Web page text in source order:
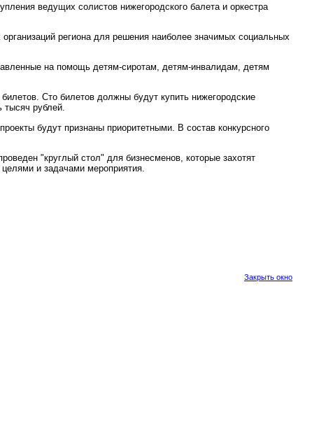
ведущих солистов нижегородского балета и оркестра
региона для решения наиболее значимых социальных
на помощь детям-сиротам, детям-инвалидам, детям
Сто билетов должны будут купить нижегородские
тысяч рублей.
будут признаны приоритетными. В состав конкурсного
"круглый стол" для бизнесменов, которые захотят
целями и задачами мероприятия.
Закрыть окно